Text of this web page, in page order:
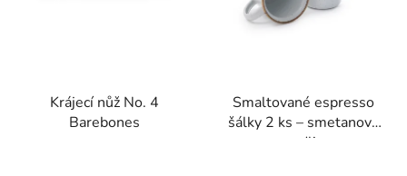
Krájecí nůž No. 4
Barebones
Smaltované espresso
šálky 2 ks – smetanová
se sedlinou